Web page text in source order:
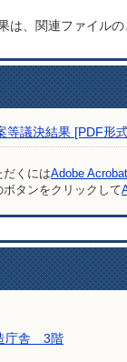
、関連ファイルの
議決結果 [PDF形
だくにはAdobe
タンをクリックして
庁舎 3階